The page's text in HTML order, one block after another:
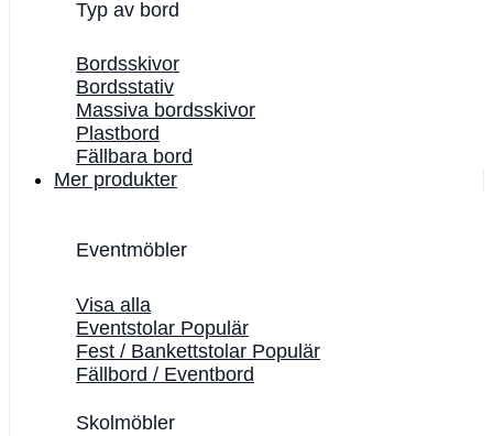
Typ av bord
Bordsskivor
Bordsstativ
Massiva bordsskivor
Plastbord
Fällbara bord
Mer produkter
Eventmöbler
Visa alla
Eventstolar
Fest / Bankettstolar
Fällbord / Eventbord
Skolmöbler